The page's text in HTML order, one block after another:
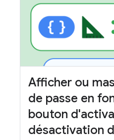
Afficher ou
de passe en
bouton
désactivation